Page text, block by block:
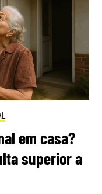
em casa?
superior a